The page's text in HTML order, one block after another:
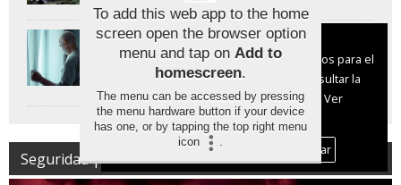
Cómo facilitar el envejecimiento en
las viviendas unifamiliares de Galicia
Seguridad | Protección Civil
Aviso sobre el Uso de cookies:
Utilizamos cookies nuestras y de terceros para el
funcionamiento del digital. Puedes consultar la
lista de cookies y como desconectarlas.
Ver
nuestra Política de Privacidad y Cookies
Aceptar Cookies
Personalizar
To add this web app to the home
screen open the browser option
menu and tap on Add to
homescreen.
The menu can be accessed by pressing
the menu hardware button if your device
has one, or by tapping the top right menu
icon
.